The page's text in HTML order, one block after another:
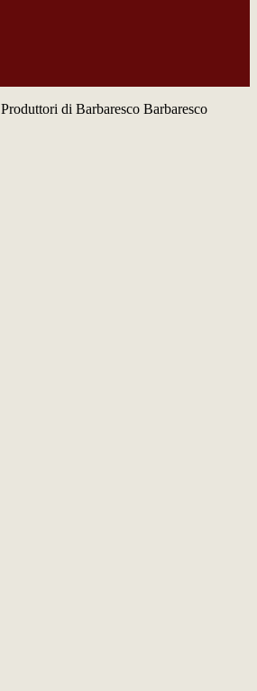
Produttori di Barbaresco Barbaresco